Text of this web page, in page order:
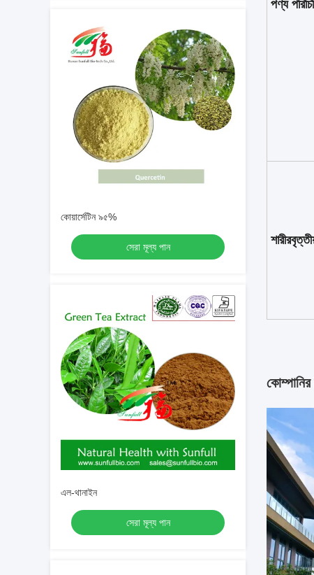
কোয়ার্সেটিন ৯৫%
সেরা মূল্য পান
এল-থানাইন
সেরা মূল্য পান
পণ্য